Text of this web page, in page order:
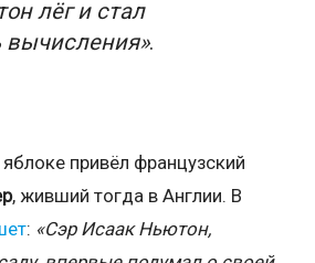
лёг и стал
вычисления».
привёл французский
, живший тогда в Англии. В
: «Сэр Исаак Ньютон,